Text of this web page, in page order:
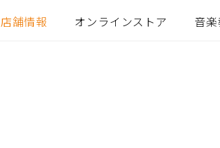
店舗情報 オンラインストア 音